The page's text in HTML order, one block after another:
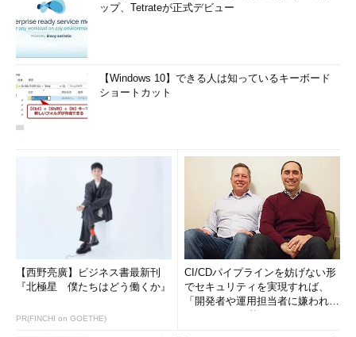
ップ、Tetrateが正式デビュー
【Windows 10】できる人は知っているキーボード
ショートカット
【西野亮廣】ビジネス書最新刊
『北極星 僕たちはどう働くか』
PR(FINCHI on GOETHE)
CI/CDパイプラインを妨げない形
でセキュリティを実現すれば、
「開発者や運用担当者に嫌われな